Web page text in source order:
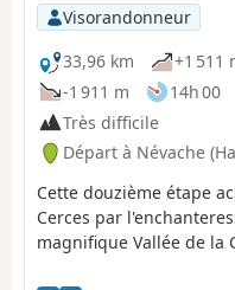
Visorandonneur
33,96 km
+1 511
-1 911 m
14h 00
Très difficile
Départ à Névache
Cette douzième étape
Cerces par
magnifique Vallée de la